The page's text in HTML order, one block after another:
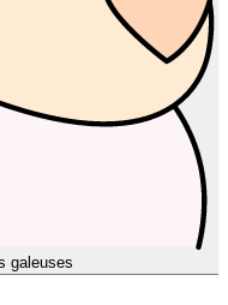
galeuses